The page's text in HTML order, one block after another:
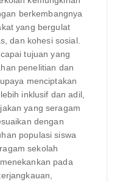
berkembangnya
yang bergulat
dan kohesi sosial.
tujuan yang
penelitian dan
menciptakan
inklusif dan adil,
yang seragam
dengan
populasi siswa
sekolah
pada